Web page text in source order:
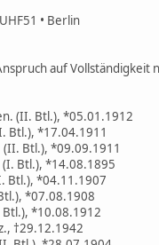
• Berlin
auf Vollständigkeit
(II. Btl.), *05.01.1912
Btl.), *17.04.1911
(II. Btl.), *09.09.1911
(I. Btl.), *14.08.1895
Btl.), *04.11.1907
*07.08.1908
Btl.), *10.08.1912
†29.12.1942